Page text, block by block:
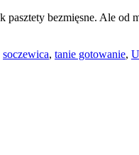
bezmięsne. Ale
soczewica, tanie gotowanie,